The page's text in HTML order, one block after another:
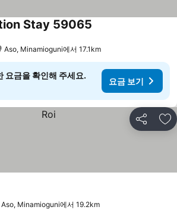
Stay 59065
Aso, Minamioguni에서 17.1km
요금을 확인해 주세요.
요금 보기
공유 즐
Aso, Minamioguni에서 19.2km